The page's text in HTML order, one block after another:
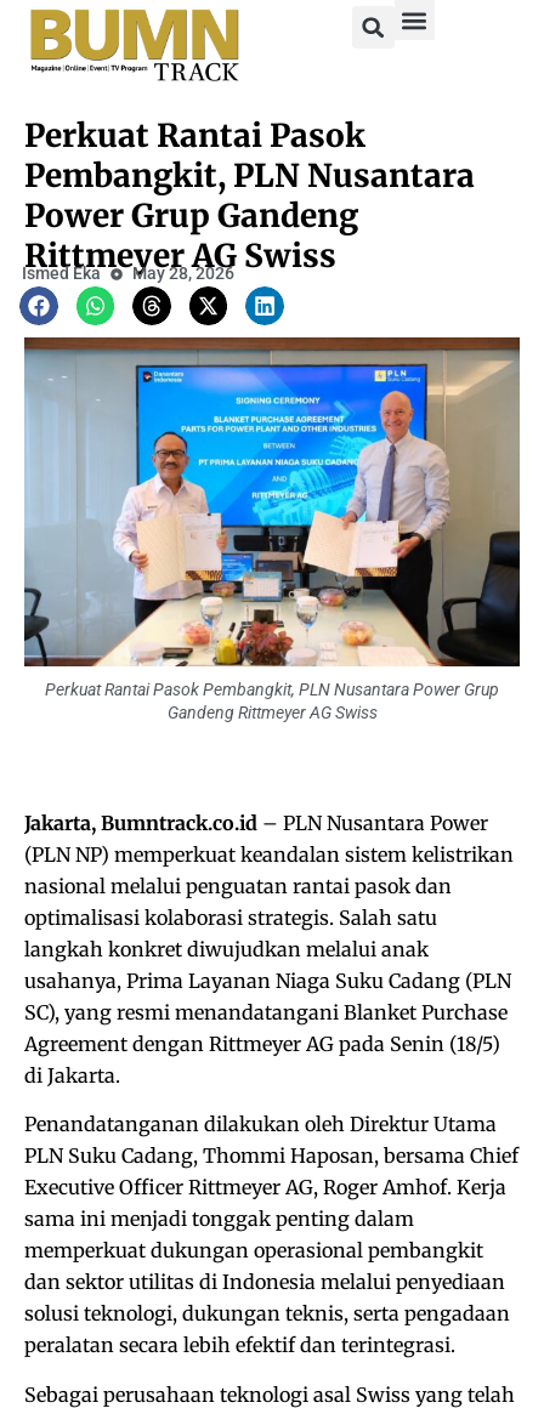
Perkuat Rantai Pasok
Pembangkit, PLN Nusantara
Power Grup Gandeng
Rittmeyer AG Swiss
Ismed Eka May 28, 2026
Perkuat Rantai Pasok Pembangkit, PLN Nusantara Power Grup
Gandeng Rittmeyer AG Swiss
Jakarta, Bumntrack.co.id – PLN Nusantara Power
(PLN NP) memperkuat keandalan sistem kelistrikan
nasional melalui penguatan rantai pasok dan
optimalisasi kolaborasi strategis. Salah satu
langkah konkret diwujudkan melalui anak
usahanya, Prima Layanan Niaga Suku Cadang (PLN
SC), yang resmi menandatangani Blanket Purchase
Agreement dengan Rittmeyer AG pada Senin (18/5)
di Jakarta.
Penandatanganan dilakukan oleh Direktur Utama
PLN Suku Cadang, Thommi Haposan, bersama Chief
Executive Officer Rittmeyer AG, Roger Amhof. Kerja
sama ini menjadi tonggak penting dalam
memperkuat dukungan operasional pembangkit
dan sektor utilitas di Indonesia melalui penyediaan
solusi teknologi, dukungan teknis, serta pengadaan
peralatan secara lebih efektif dan terintegrasi.
Sebagai perusahaan teknologi asal Swiss yang telah